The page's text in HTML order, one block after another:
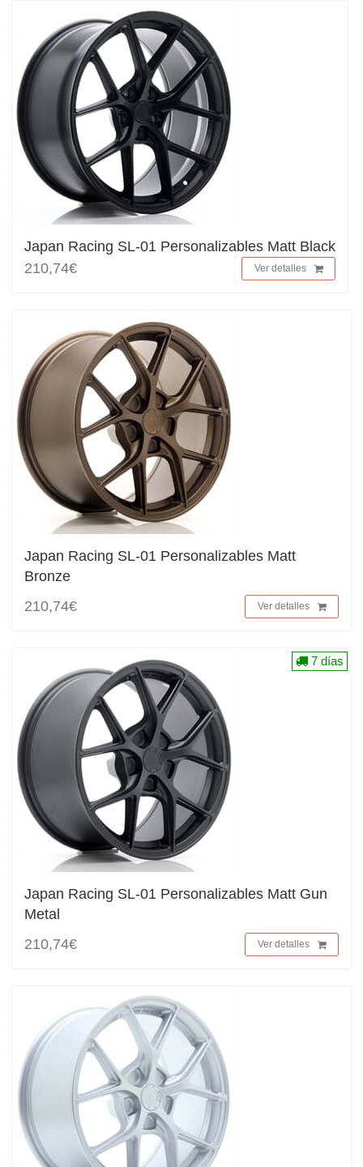
Japan Racing SL-01 Personalizables Matt Black
210,74€
Ver detalles
Japan Racing SL-01 Personalizables Matt
Bronze
210,74€
Ver detalles
Japan Racing SL-01 Personalizables Matt Gun
Metal
210,74€
Ver detalles
7 días